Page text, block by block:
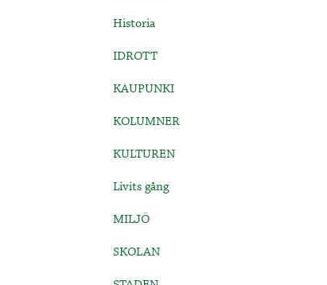
Historia
IDROTT
KAUPUNKI
KOLUMNER
KULTUREN
Livits gång
MILJÖ
SKOLAN